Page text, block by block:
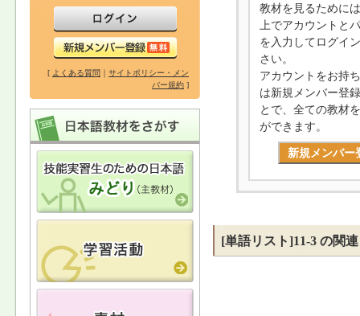
[ よくある質問 ｜ サイトポリシー・メン
バー規約 ]
教材を見るために
上でアカウントと
を入力してログイ
さい。
アカウントをお持
は新規メンバー登
とで、全ての教材
ができます。
新規メンバー
[単語リスト]11-3 の関